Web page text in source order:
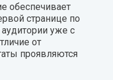
обеспечивает
странице по
уже с
от
проявляются